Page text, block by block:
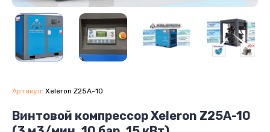
Артикул: Xeleron Z25A-10
Винтовой компрессор Xeleron Z25A-10